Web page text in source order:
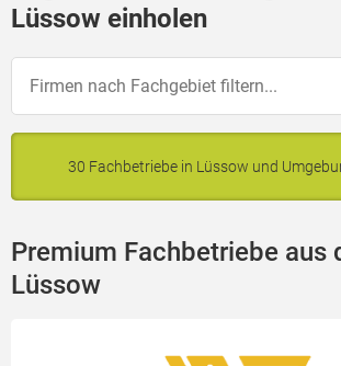
Lüssow einholen
30 Fachbetriebe in Lüssow und
Premium Fachbetriebe aus
Lüssow